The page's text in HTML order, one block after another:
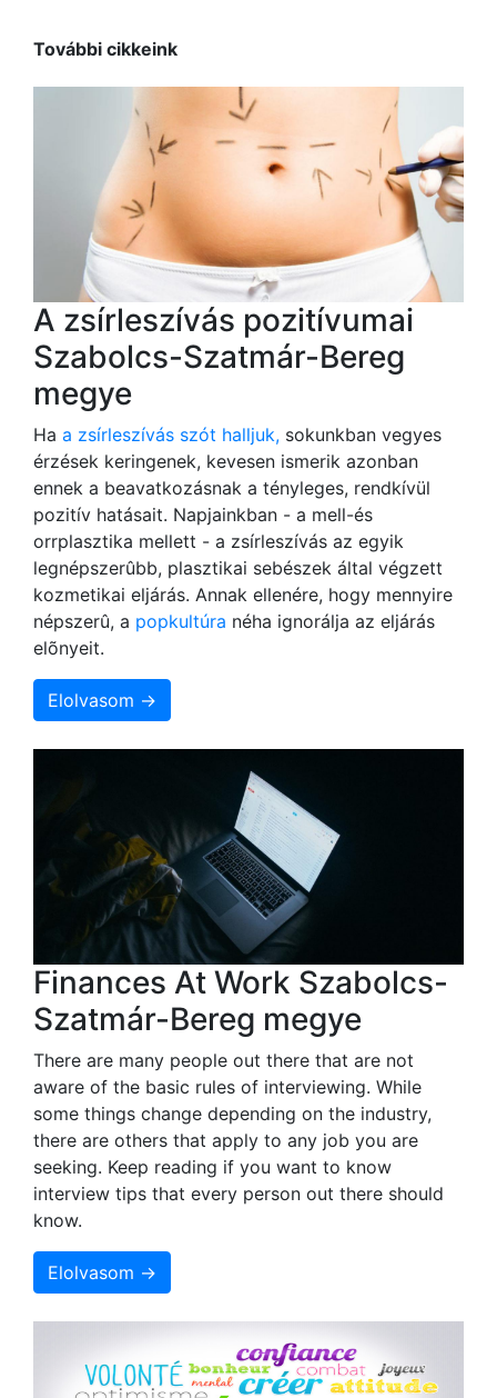
További cikkeink
A zsírleszívás pozitívumai
Szabolcs-Szatmár-Bereg
megye
Ha a zsírleszívás szót halljuk, sokunkban vegyes
érzések keringenek, kevesen ismerik azonban
ennek a beavatkozásnak a tényleges, rendkívül
pozitív hatásait. Napjainkban - a mell-és
orrplasztika mellett - a zsírleszívás az egyik
legnépszerûbb, plasztikai sebészek által végzett
kozmetikai eljárás. Annak ellenére, hogy mennyire
népszerû, a popkultúra néha ignorálja az eljárás
elõnyeit.
Elolvasom →
Finances At Work Szabolcs-
Szatmár-Bereg megye
There are many people out there that are not
aware of the basic rules of interviewing. While
some things change depending on the industry,
there are others that apply to any job you are
seeking. Keep reading if you want to know
interview tips that every person out there should
know.
Elolvasom →